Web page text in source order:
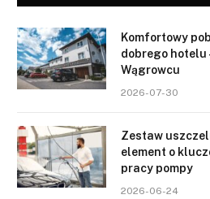
Komfortowy
dobrego hotelu
Wągrowcu
2026-07-30
Zestaw
element o
pracy pompy
2026-06-24